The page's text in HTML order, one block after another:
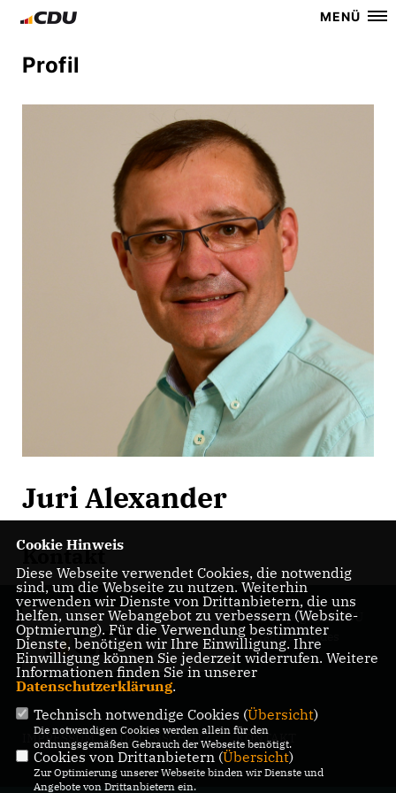
MENÜ
Profil
Juri Alexander
Kontakt
Homepage des CDU
Stadtverbandes
Damme
IMPRESSUM DATENSCHUTZ KONTAKT
Cookie Hinweis
Diese Webseite verwendet Cookies, die notwendig
sind, um die Webseite zu nutzen. Weiterhin
verwenden wir Dienste von Drittanbietern, die uns
helfen, unser Webangebot zu verbessern (Website-
Optmierung). Für die Verwendung bestimmter
Dienste, benötigen wir Ihre Einwilligung. Ihre
Einwilligung können Sie jederzeit widerrufen. Weitere
Informationen finden Sie in unserer
Datenschutzerklärung.
Technisch notwendige Cookies (Übersicht)
Die notwendigen Cookies werden allein für den
ordnungsgemäßen Gebrauch der Webseite benötigt.
Cookies von Drittanbietern (Übersicht)
Zur Optimierung unserer Webseite binden wir Dienste und
Angebote von Drittanbietern ein.